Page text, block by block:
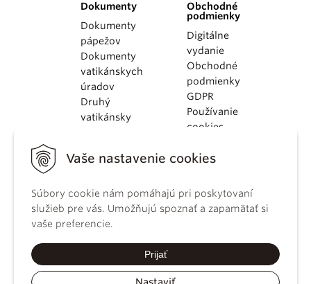
Vaše nastavenie cookies
Súbory cookie nám pomáhajú pri poskytovaní
služieb pre vás. Umožňujú spoznať a zapamätať si
vaše preferencie.
Prijať
Dokumenty
Dokumenty
pápežov
Dokumenty
vatikánskych
úradov
Druhý
vatikánsky
KBS
kánonického
práva
Katechizmus
Obchodné
podmienky
Digitálne
vydanie
Obchodné
podmienky
GDPR
Používanie
cookies